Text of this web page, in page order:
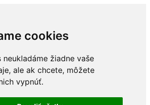
cookies
neukladáme žiadne vaše
ale ak chcete, môžete
vypnúť.